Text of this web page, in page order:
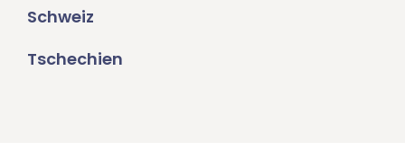
Schweiz
Tschechien